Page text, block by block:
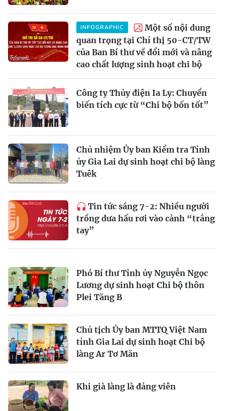
INFOGRAPHIC
Một số nội dung
quan trọng tại Chỉ thị 50-CT/TW
của Ban Bí thư về đổi mới và nâng
cao chất lượng sinh hoạt chi bộ
Công ty Thủy điện Ia Ly: Chuyển
biến tích cực từ “Chi bộ bốn tốt”
Chủ nhiệm Ủy ban Kiểm tra Tỉnh
ủy Gia Lai dự sinh hoạt chi bộ làng
Tuêk
Tin tức sáng 7-2: Nhiều người
trồng dưa hấu rơi vào cảnh “trắng
tay”
Phó Bí thư Tỉnh ủy Nguyễn Ngọc
Lương dự sinh hoạt Chi bộ thôn
Plei Tăng B
Chủ tịch Ủy ban MTTQ Việt Nam
tỉnh Gia Lai dự sinh hoạt Chi bộ
làng Ar Tơ Măn
Khi già làng là đảng viên